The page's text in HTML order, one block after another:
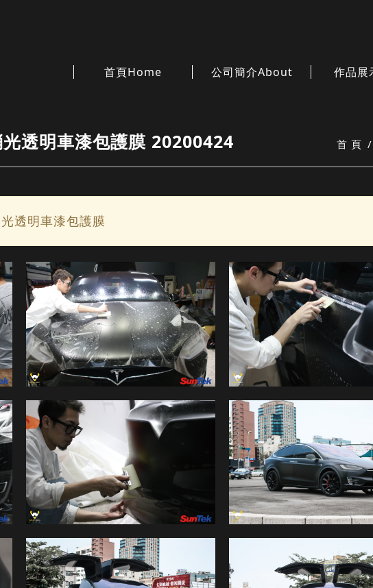
首頁Home 公司簡介About 作品展
透明車漆包護膜 20200424 首 頁
透明車漆包護膜